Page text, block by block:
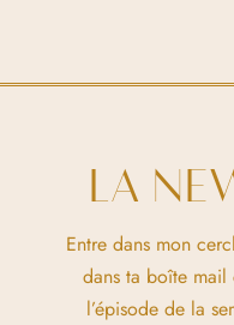
LA
Entre dans mon
dans ta boîte
l’épisode de la